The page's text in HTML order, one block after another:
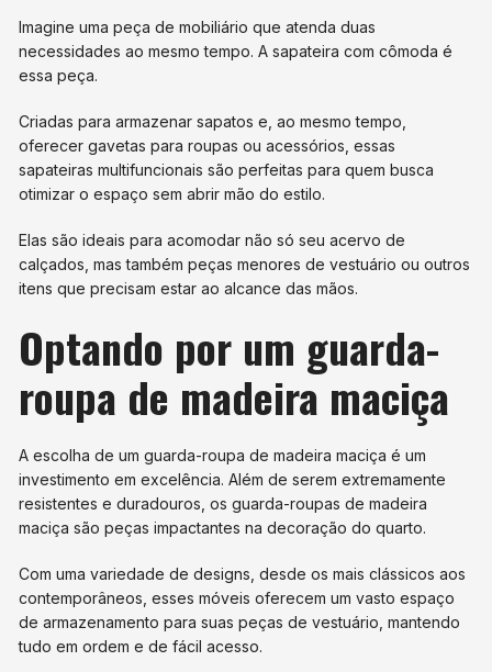
Imagine uma peça de mobiliário que atenda duas
necessidades ao mesmo tempo. A sapateira com cômoda é
essa peça.
Criadas para armazenar sapatos e, ao mesmo tempo,
oferecer gavetas para roupas ou acessórios, essas
sapateiras multifuncionais são perfeitas para quem busca
otimizar o espaço sem abrir mão do estilo.
Elas são ideais para acomodar não só seu acervo de
calçados, mas também peças menores de vestuário ou outros
itens que precisam estar ao alcance das mãos.
Optando por um guarda-
roupa de madeira maciça
A escolha de um guarda-roupa de madeira maciça é um
investimento em excelência. Além de serem extremamente
resistentes e duradouros, os guarda-roupas de madeira
maciça são peças impactantes na decoração do quarto.
Com uma variedade de designs, desde os mais clássicos aos
contemporâneos, esses móveis oferecem um vasto espaço
de armazenamento para suas peças de vestuário, mantendo
tudo em ordem e de fácil acesso.